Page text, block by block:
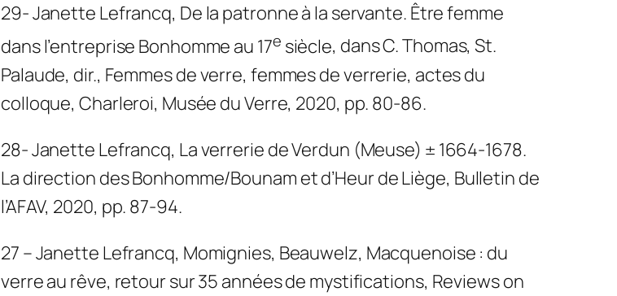
29- Janette Lefrancq, De la patronne à la servante. Être femme
dans l’entreprise Bonhomme au 17e siècle, dans C. Thomas, St.
Palaude, dir., Femmes de verre, femmes de verrerie, actes du
colloque, Charleroi, Musée du Verre, 2020, pp. 80-86.
28- Janette Lefrancq, La verrerie de Verdun (Meuse) ± 1664-1678.
La direction des Bonhomme/Bounam et d’Heur de Liège, Bulletin de
l’AFAV, 2020, pp. 87-94.
27 – Janette Lefrancq, Momignies, Beauwelz, Macquenoise : du
verre au rêve, retour sur 35 années de mystifications, Reviews on